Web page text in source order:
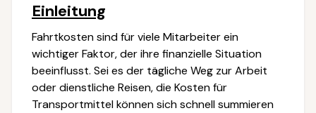
Einleitung
Fahrtkosten sind für viele Mitarbeiter ein
wichtiger Faktor, der ihre finanzielle Situation
beeinflusst. Sei es der tägliche Weg zur Arbeit
oder dienstliche Reisen, die Kosten für
Transportmittel können sich schnell summieren